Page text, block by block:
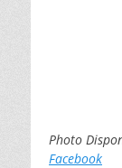
Photo
Facebook